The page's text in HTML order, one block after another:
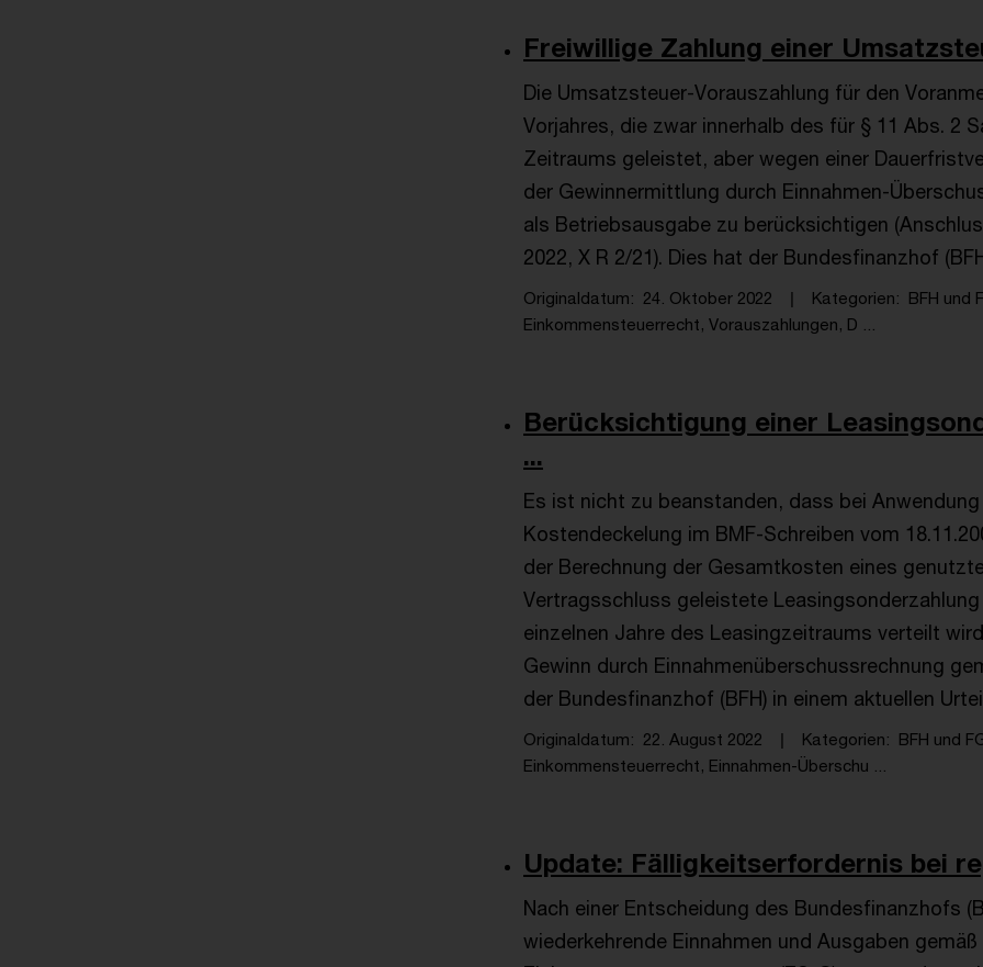
Freiwillige Zahlung einer
Die Umsatzsteuer-Vorauszahlung für den
Vorjahres, die zwar innerhalb des für § 11 Abs. 2
Zeitraums geleistet, aber wegen einer
der Gewinnermittlung durch Einnahmen-
als Betriebsausgabe zu berücksichtigen
2022, X R 2/21). Dies hat der Bundesfinanzhof
Originaldatum 24. Oktober 2022 Kategorien BFH und
Einkommensteuerrecht, Vorauszahlungen, D ...
Berücksichtigung einer
...
Es ist nicht zu beanstanden, dass bei
Kostendeckelung im BMF-Schreiben vom
der Berechnung der Gesamtkosten eines
Vertragsschluss geleistete
einzelnen Jahre des Leasingzeitraums verteilt
Gewinn durch Einnahmenüberschussrechnung
der Bundesfinanzhof (BFH) in einem aktuellen
Originaldatum 22. August 2022 Kategorien BFH und
Einkommensteuerrecht, Einnahmen-Überschu ...
Update: Fälligkeitserfordernis bei
Nach einer Entscheidung des Bundesfinanzhofs
wiederkehrende Einnahmen und Ausgaben